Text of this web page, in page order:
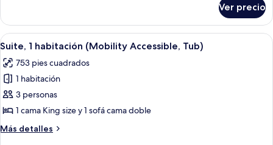
size
(Mobility
Accessible,
Tub)
tradicional,
camas
size
(Mobility
Tub)
Ver precio
Abrir
todas
las
fotos
de
Suite,
1
habitación
Una habitación de hotel moderna
7
Suite, 1 habitación (Mobility Accessible, Tub)
753 pies cuadrados
1 habitación
3 personas
1 cama King size y 1 sofá cama doble
Más detalles
Más